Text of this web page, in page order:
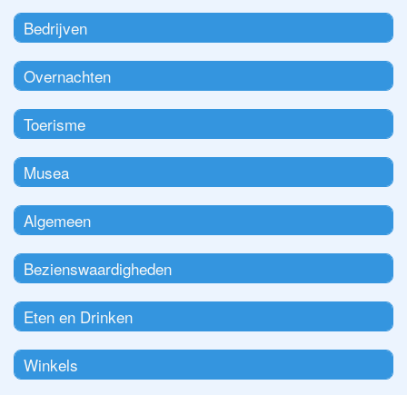
Bedrijven
Overnachten
Toerisme
Musea
Algemeen
Bezienswaardigheden
Eten en Drinken
Winkels